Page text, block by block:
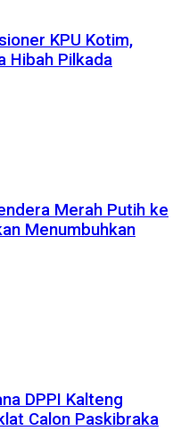
KPU Kotim,
Hibah Pilkada
Merah Putih ke
Menumbuhkan
DPPI Kalteng
Calon Paskibraka